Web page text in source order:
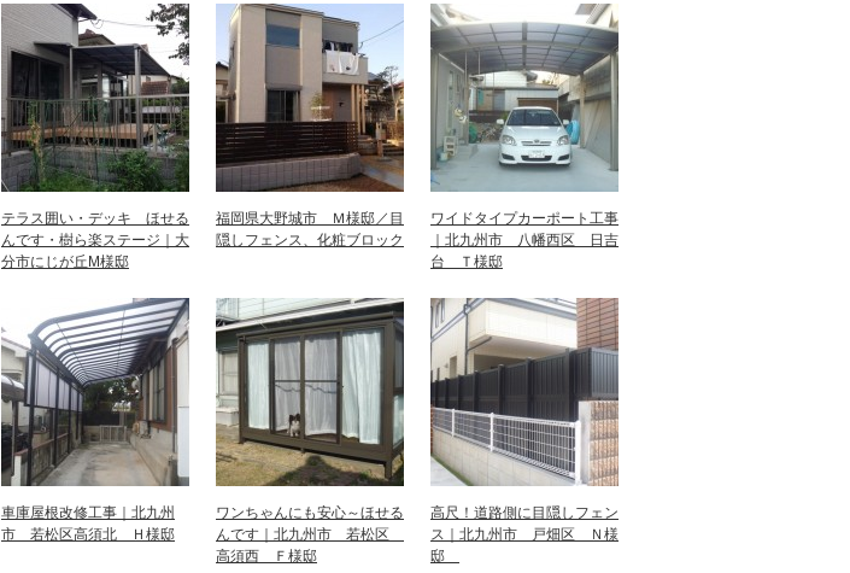
テラス囲い・デッキ ほせる
んです・樹ら楽ステージ｜大
分市にじが丘M様邸
福岡県大野城市 Ｍ様邸／目
隠しフェンス、化粧ブロック
ワイドタイプカーポート工事
｜北九州市 八幡西区 日吉
台 Ｔ様邸
車庫屋根改修工事｜北九州
市 若松区高須北 Ｈ様邸
ワンちゃんにも安心～ほせる
んです｜北九州市 若松区
高須西 Ｆ様邸
高尺！道路側に目隠しフェン
ス｜北九州市 戸畑区 Ｎ様
邸